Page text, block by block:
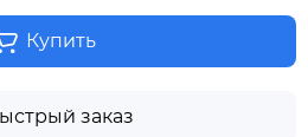
Купить
заказ